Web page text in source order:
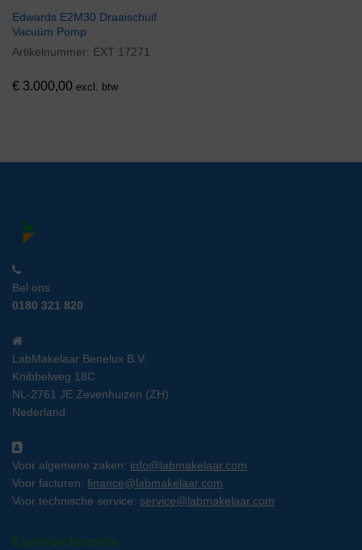
Edwards E2M30 Draaischuif
Vacuüm Pomp
Artikelnummer: EXT 17271
€ 3.000,00 excl. btw
Bel ons
0180 321 820
LabMakelaar Benelux B.V.
Knibbelweg 18C
NL-2761 JE Zevenhuizen (ZH)
Nederland
Voor algemene zaken: info@labmakelaar.com
Voor facturen: finance@labmakelaar.com
Voor technische service: service@labmakelaar.com
Kopersinformatie